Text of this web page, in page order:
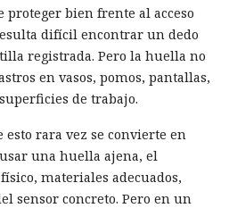
proteger bien frente al acceso
difícil encontrar un dedo
registrada. Pero la huella no
en vasos, pomos, pantallas,
de trabajo.
rara vez se convierte en
una huella ajena, el
materiales adecuados,
sensor concreto. Pero en un